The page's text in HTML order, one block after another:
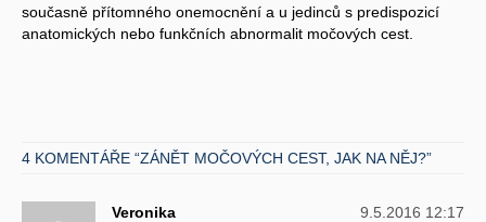
současně přítomného onemocnění a u jedinců s predispozicí
anatomických nebo funkčních abnormalit močových cest.
4 KOMENTÁŘE “ZÁNĚT MOČOVÝCH CEST, JAK NA NĚJ?”
Veronika 9.5.2016 12:17